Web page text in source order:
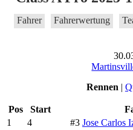
Fahrer Fahrerwertung
Rennen |
Pos Start
1
4 #3 Jose Carlos